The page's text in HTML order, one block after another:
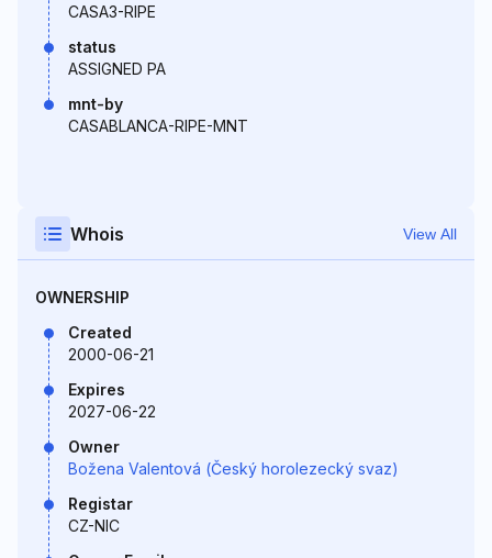
CASA3-RIPE
status
ASSIGNED PA
mnt-by
CASABLANCA-RIPE-MNT
Whois View All
OWNERSHIP
Created
2000-06-21
Expires
2027-06-22
Owner
Božena Valentová (Český horolezecký svaz)
Registar
CZ-NIC